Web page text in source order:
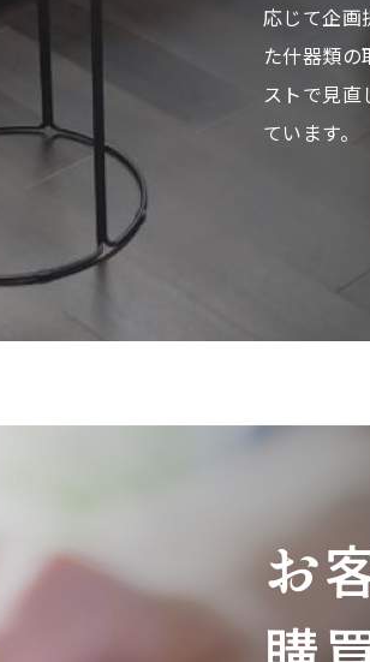
応じて企画
た什器類
ストで見
ています。
お